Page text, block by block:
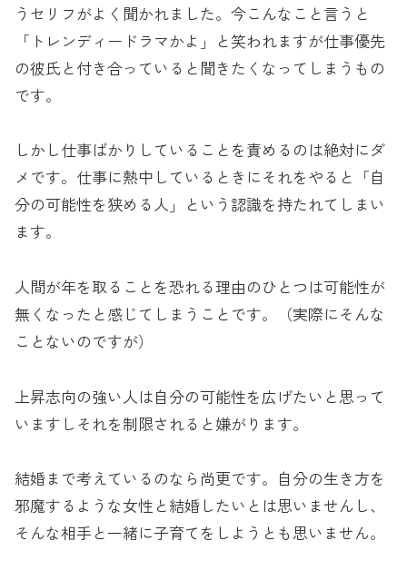
うセリフがよく聞かれました。今こんなこと言うと
「トレンディードラマかよ」と笑われますが仕事優先
の彼氏と付き合っていると聞きたくなってしまうもの
です。
しかし仕事ばかりしていることを責めるのは絶対にダ
メです。仕事に熱中しているときにそれをやると「自
分の可能性を狭める人」という認識を持たれてしまい
ます。
人間が年を取ることを恐れる理由のひとつは可能性が
無くなったと感じてしまうことです。（実際にそんな
ことないのですが）
上昇志向の強い人は自分の可能性を広げたいと思って
いますしそれを制限されると嫌がります。
結婚まで考えているのなら尚更です。自分の生き方を
邪魔するような女性と結婚したいとは思いませんし、
そんな相手と一緒に子育てをしようとも思いません。